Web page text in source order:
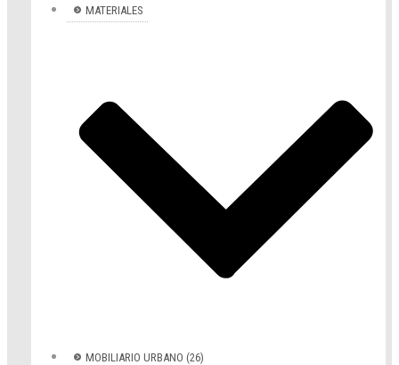
MATERIALES
MOBILIARIO URBANO (26)